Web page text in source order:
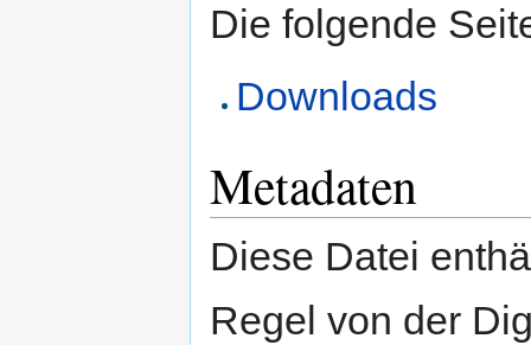
Die folgende
Downloads
Metadaten
Diese Datei
Regel von der